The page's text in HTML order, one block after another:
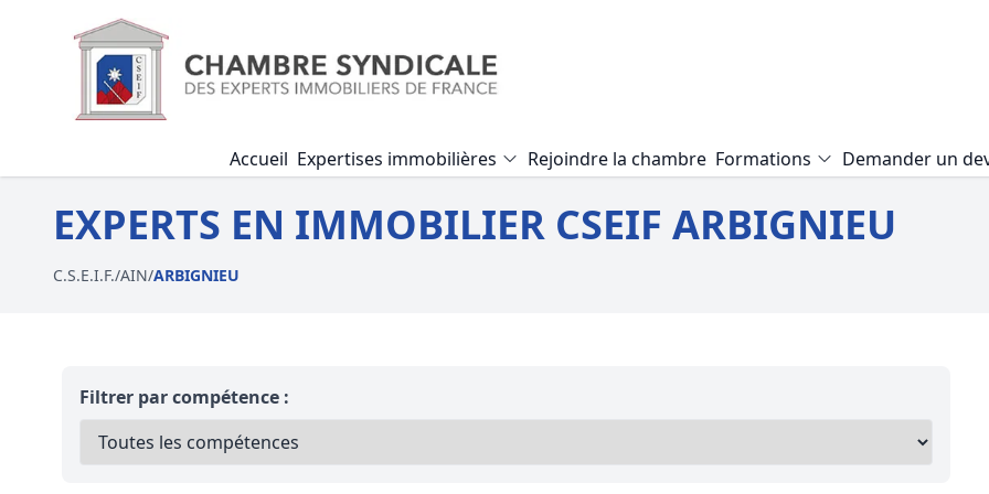
Accueil Expertises immobilières Rejoindre la chambre Formations
Formation Audit Accessibilité
Formation Expertise terrain
Formation Expertise d’un viager
Demander un
EXPERTS EN IMMOBILIER CSEIF ARBIGNIEU
C.S.E.I.F./AIN/ARBIGNIEU
Filtrer par compétence :